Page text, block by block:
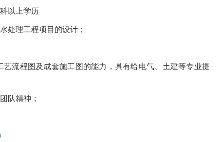
以上学历
处理工程项目的设计；
流程图及成套施工图的能力，具有给电气、土建等专业提
队精神；